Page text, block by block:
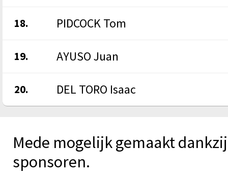
18. PIDCOCK Tom
19. AYUSO Juan
20. DEL TORO Isaac
Mede mogelijk gemaakt
sponsoren.